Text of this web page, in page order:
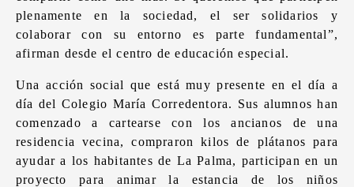
plenamente en la sociedad, el ser solidarios y
colaborar con su entorno es parte fundamental”,
afirman desde el centro de educación especial.
Una acción social que está muy presente en el día a
día del Colegio María Corredentora. Sus alumnos han
comenzado a cartearse con los ancianos de una
residencia vecina, compraron kilos de plátanos para
ayudar a los habitantes de La Palma, participan en un
proyecto para animar la estancia de los niños